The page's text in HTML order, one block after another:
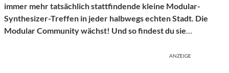
immer mehr tatsächlich stattfindende kleine Modular-
Synthesizer-Treffen in jeder halbwegs echten Stadt. Die
Modular Community wächst! Und sofindestdu sie…
ANZEIGE